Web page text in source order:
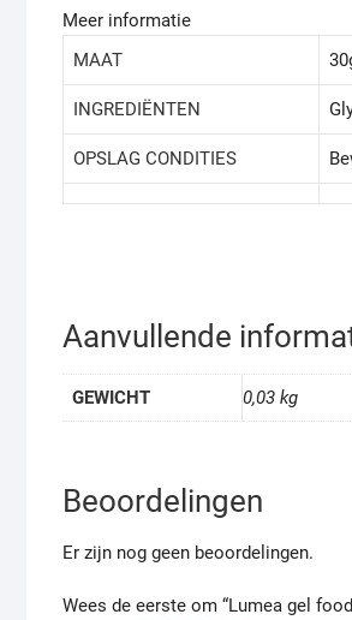
Meer informatie
MAAT
INGREDIËNTEN
OPSLAG CONDITIES
Aanvullende
GEWICHT 0,03 kg
Beoordelingen
Er zijn nog geen beoordelingen.
Wees de eerste om “Lumea gel